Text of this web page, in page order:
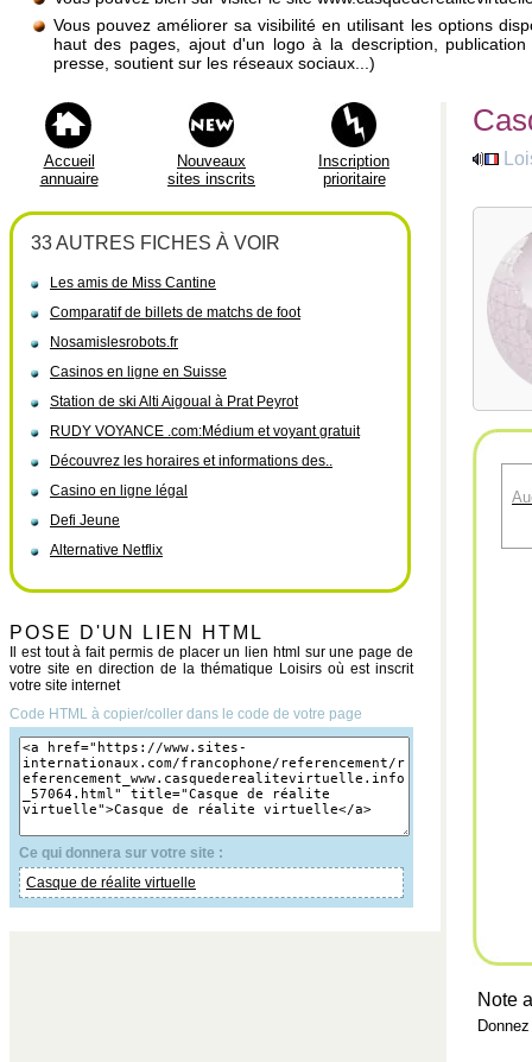
Vous pouvez améliorer sa visibilité en utilisant les options
haut des pages, ajout d'un logo à la description,
presse, soutient sur les réseaux sociaux...)
Accueil
annuaire
Nouveaux
sites inscrits
Inscription
prioritaire
33 AUTRES FICHES À VOIR
Les amis de Miss Cantine
Comparatif de billets de matchs de foot
Nosamislesrobots.fr
Casinos en ligne en Suisse
Station de ski Alti Aigoual à Prat Peyrot
RUDY VOYANCE .com:Médium et voyant gratuit
Découvrez les horaires et informations des..
Casino en ligne légal
Defi Jeune
Alternative Netflix
POSE D'UN LIEN HTML
Il est tout à fait permis de placer un lien html sur une page de
votre site en direction de la thématique Loisirs où est inscrit
votre site internet
Code HTML à copier/coller dans le code de votre page
Ce qui donnera sur votre site :
Casque de réalite virtuelle
Note